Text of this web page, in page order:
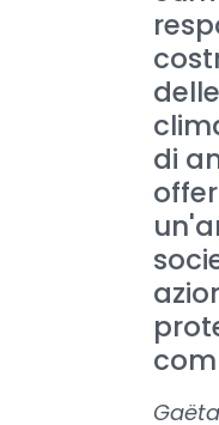
di